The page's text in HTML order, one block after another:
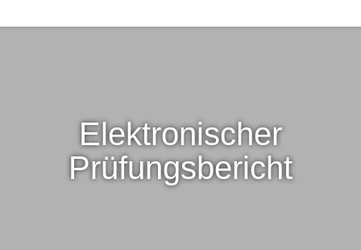
Elektronischer
Prüfungsbericht